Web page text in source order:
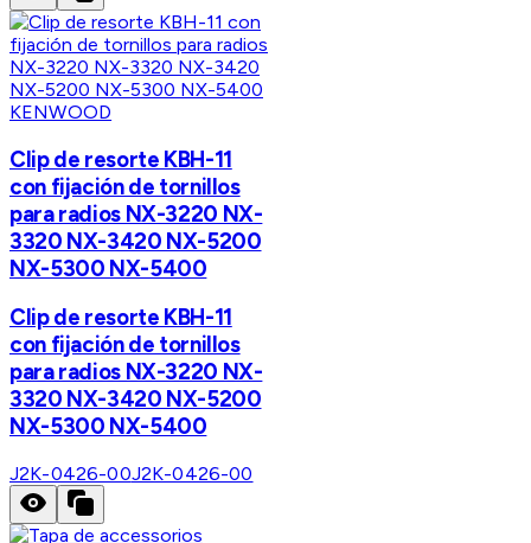
KENWOOD
Clip de resorte KBH-11
con fijación de tornillos
para radios NX-3220 NX-
3320 NX-3420 NX-5200
NX-5300 NX-5400
Clip de resorte KBH-11
con fijación de tornillos
para radios NX-3220 NX-
3320 NX-3420 NX-5200
NX-5300 NX-5400
J2K-0426-00J2K-0426-00